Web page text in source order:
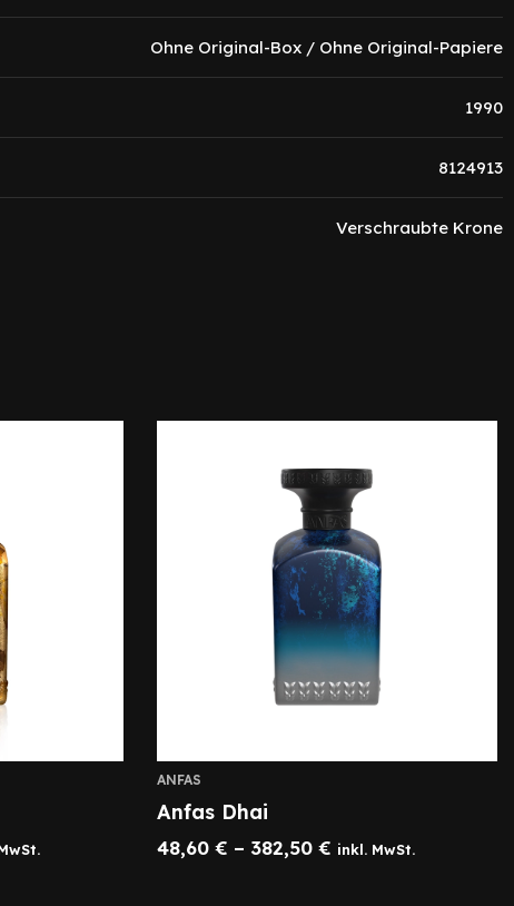
Ohne Original-Box / Ohne Original-Papiere
1990
8124913
Verschraubte Krone
ANFAS
Anfas Dhai
48,60 € – 382,50 € inkl. MwSt.